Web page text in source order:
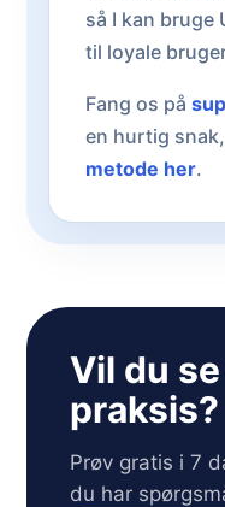
så I kan bruge
til loyale
Fang os på
en hurtig
metode her.
Vil du
praksis?
Prøv gratis i 7
du har